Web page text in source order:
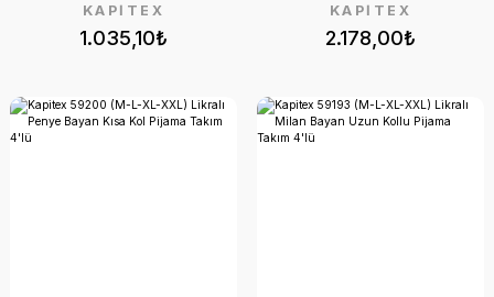
1.035,10₺
KAPİTEX
2.178,00₺
KAPİTEX